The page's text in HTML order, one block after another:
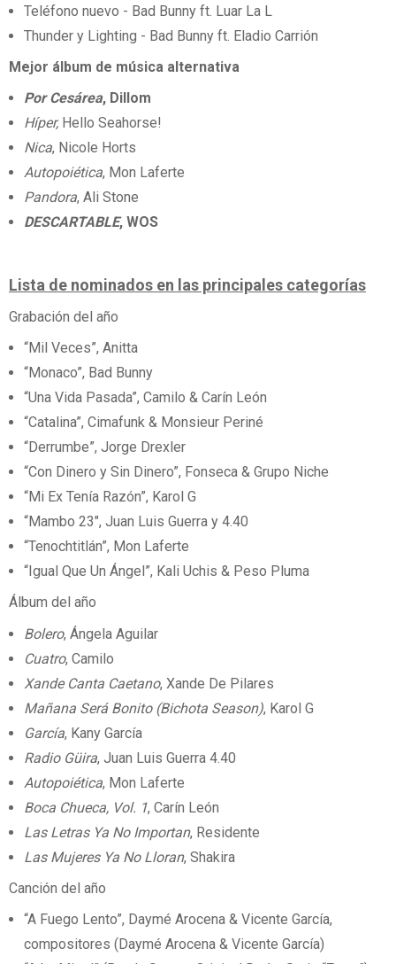
Teléfono nuevo - Bad Bunny ft. Luar La L
Thunder y Lighting - Bad Bunny ft. Eladio Carrión
Mejor álbum de música alternativa
Por Cesárea, Dillom
Híper, Hello Seahorse!
Nica, Nicole Horts
Autopoiética, Mon Laferte
Pandora, Ali Stone
DESCARTABLE, WOS
Lista de nominados en las principales categorías
Grabación del año
“Mil Veces”, Anitta
“Monaco”, Bad Bunny
“Una Vida Pasada”, Camilo & Carín León
“Catalina”, Cimafunk & Monsieur Periné
“Derrumbe”, Jorge Drexler
“Con Dinero y Sin Dinero”, Fonseca & Grupo Niche
“Mi Ex Tenía Razón”, Karol G
“Mambo 23″, Juan Luis Guerra y 4.40
“Tenochtitlán”, Mon Laferte
“Igual Que Un Ángel”, Kali Uchis & Peso Pluma
Álbum del año
Bolero, Ángela Aguilar
Cuatro, Camilo
Xande Canta Caetano, Xande De Pilares
Mañana Será Bonito (Bichota Season), Karol G
García, Kany García
Radio Güira, Juan Luis Guerra 4.40
Autopoiética, Mon Laferte
Boca Chueca, Vol. 1, Carín León
Las Letras Ya No Importan, Residente
Las Mujeres Ya No Lloran, Shakira
Canción del año
“A Fuego Lento”, Daymé Arocena & Vicente García,
compositores (Daymé Arocena & Vicente García)